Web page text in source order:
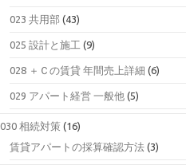
023 共用部 (43)
025 設計と施工 (9)
028 ＋Ｃの賃貸 年間売上詳細 (6)
029 アパート経営 一般他 (5)
030 相続対策 (16)
賃貸アパートの採算確認方法 (3)